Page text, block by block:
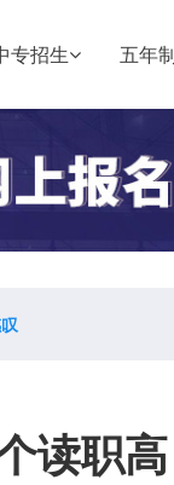
专招生 五年
读职